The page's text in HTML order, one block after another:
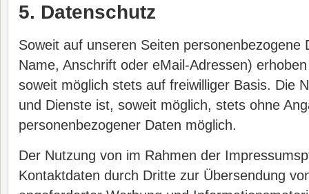
5. Datenschutz
Soweit auf unseren Seiten personenbezogene
Name, Anschrift oder eMail-Adressen)
soweit möglich stets auf freiwilliger Basis. Die
und Dienste ist, soweit möglich, stets ohne
personenbezogener Daten möglich.
Der Nutzung von im Rahmen der
Kontaktdaten durch Dritte zur Übersendung